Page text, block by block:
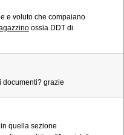
e voluto che compaiano
ossia DDT di
documenti? grazie
quella sezione